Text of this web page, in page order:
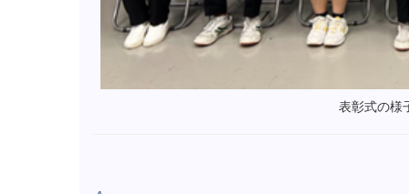
表彰式の様